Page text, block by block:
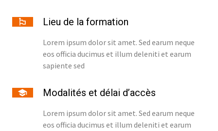
Lieu de la formation
Lorem ipsum dolor sit amet. Sed earum neque
eos officia ducimus et illum deleniti et earum
sapiente sed
Modalités et délai d’accès
Lorem ipsum dolor sit amet. Sed earum neque
eos officia ducimus et illum deleniti et earum